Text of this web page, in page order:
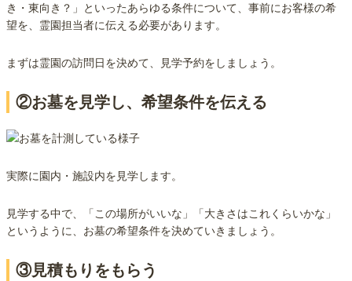
き・東向き？」といったあらゆる条件について、事前にお客様の希
望を、霊園担当者に伝える必要があります。
まずは霊園の訪問日を決めて、見学予約をしましょう。
②お墓を見学し、希望条件を伝える
実際に園内・施設内を見学します。
見学する中で、「この場所がいいな」「大きさはこれくらいかな」
というように、お墓の希望条件を決めていきましょう。
③見積もりをもらう